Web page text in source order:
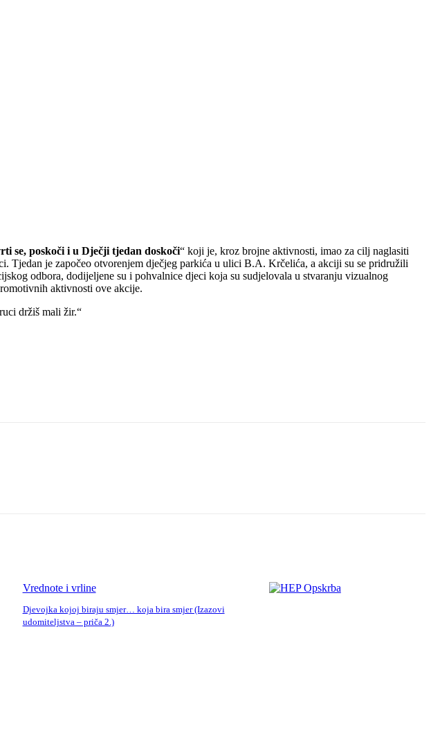
se, poskoči i u Dječji tjedan doskoči“ koji je, kroz brojne aktivnosti, imao za cilj naglasiti
Tjedan je započeo otvorenjem dječjeg parkića u ulici B.A. Krčelića, a akciji su se pridružili
odbora, dodijeljene su i pohvalnice djeci koja su sudjelovala u stvaranju vizualnog
aktivnosti ove akcije.
držiš mali žir.“
Vrednote i vrline
Djevojka kojoj biraju smjer… koja bira smjer (Izazovi
udomiteljstva – priča 2.)